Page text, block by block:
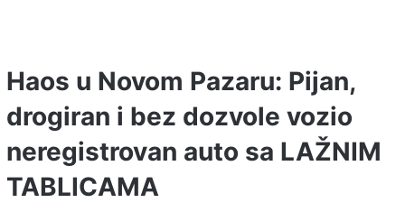
Haos u Novom Pazaru: Pijan,
drogiran i bez dozvole vozio
neregistrovan auto sa LAŽNIM
TABLICAMA